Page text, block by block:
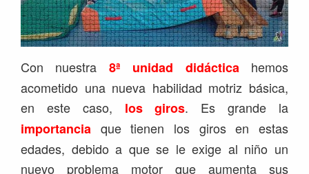
Con nuestra 8ª unidad didáctica hemos
acometido una nueva habilidad motriz básica,
en este caso, los giros. Es grande la
importancia que tienen los giros en estas
edades, debido a que se le exige al niño un
nuevo problema motor que aumenta sus